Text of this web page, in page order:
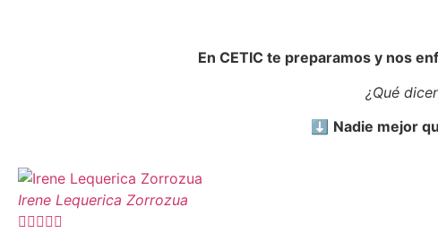
En CETIC te preparamos y nos
¿Qué
⬇️ Nadie mejor
Irene Lequerica Zorrozua
